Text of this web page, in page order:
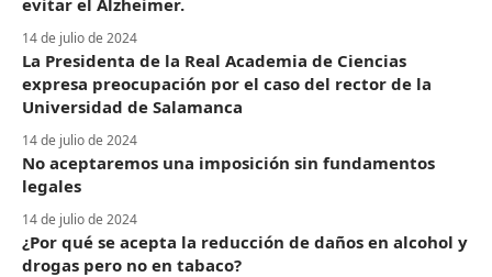
14 de julio de 2024
La Presidenta de la Real Academia de Ciencias
expresa preocupación por el caso del rector de la
Universidad de Salamanca
14 de julio de 2024
No aceptaremos una imposición sin fundamentos
legales
14 de julio de 2024
¿Por qué se acepta la reducción de daños en alcohol y
drogas pero no en tabaco?